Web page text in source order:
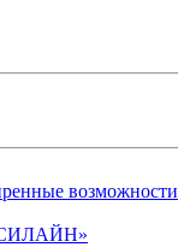
возможности